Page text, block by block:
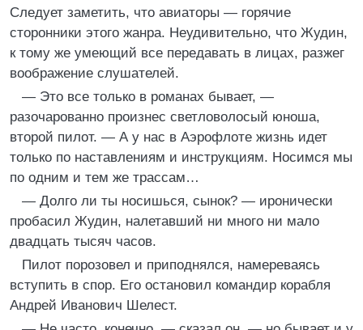
Следует заметить, что авиаторы — горячие
сторонники этого жанра. Неудивительно, что Жудин,
к тому же умеющий все передавать в лицах, разжег
воображение слушателей.
— Это все только в романах бывает, —
разочарованно произнес светловолосый юноша,
второй пилот. — А у нас в Аэрофлоте жизнь идет
только по наставлениям и инструкциям. Носимся мы
по одним и тем же трассам…
— Долго ли ты носишься, сынок? — иронически
пробасил Жудин, налетавший ни много ни мало
двадцать тысяч часов.
Пилот порозовел и приподнялся, намереваясь
вступить в спор. Его остановил командир корабля
Андрей Иванович Шелест.